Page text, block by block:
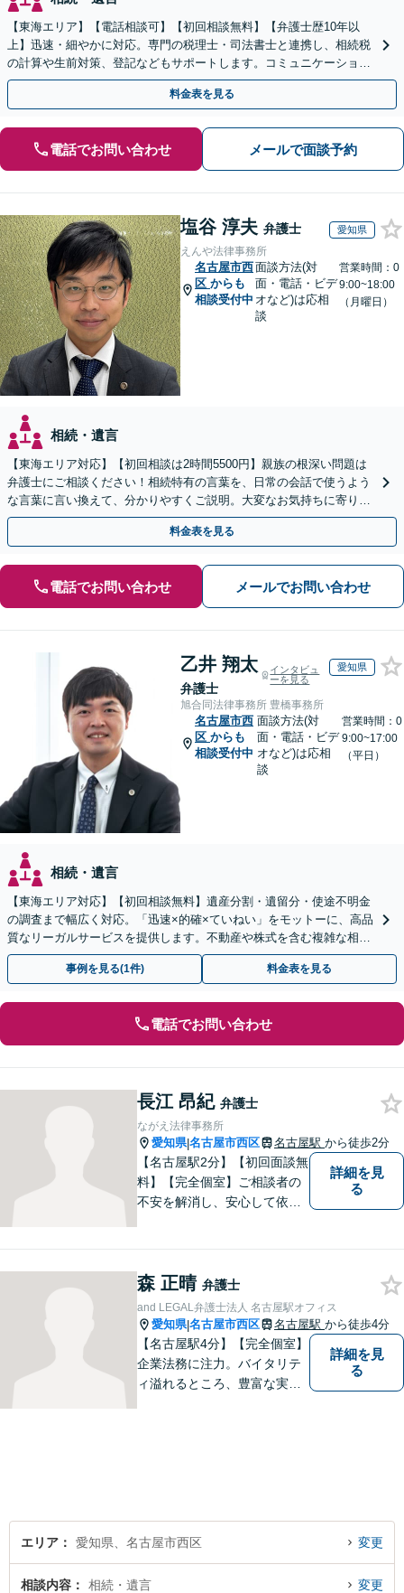
【東海エリア】【電話相談可】【初回相談無料】【弁護士歴10年以
上】迅速・細やかに対応。専門の税理士・司法書士と連携し、相続税
の計算や生前対策、登記などもサポートします。コミュニケーション
を大事にし、より納得できる解決を目指します。
料金表を見る
電話でお問い合わせ メールで面談予約
塩谷 淳夫 弁護士 愛知県
えんや法律事務所
名古屋市西
区 からも
相談受付中
面談方法(対
面・電話・ビデ
オなど)は応相
談
営業時間：0
9:00~18:00
（月曜日）
相続・遺言
【東海エリア対応】【初回相談は2時間5500円】親族の根深い問題は
弁護士にご相談ください！相続特有の言葉を、日常の会話で使うよう
な言葉に言い換えて、分かりやすくご説明。大変なお気持ちに寄り添
い、納得できる解決を目指します
料金表を見る
電話でお問い合わせ メールでお問い合わせ
乙井 翔太
弁護士
インタビュ
ーを見る
愛知県
旭合同法律事務所 豊橋事務所
名古屋市西
区 からも
相談受付中
面談方法(対
面・電話・ビデ
オなど)は応相
談
営業時間：0
9:00~17:00
（平日）
相続・遺言
【東海エリア対応】【初回相談無料】遺産分割・遺留分・使途不明金
の調査まで幅広く対応。「迅速×的確×ていねい」をモットーに、高品
質なリーガルサービスを提供します。不動産や株式を含む複雑な相続
もお任せください【休日・夜間対応OK】
事例を見る(1件) 料金表を見る
電話でお問い合わせ
長江 昂紀 弁護士
ながえ法律事務所
愛知県|名古屋市西区 名古屋駅 から徒歩2分
【名古屋駅2分】【初回面談無
料】【完全個室】ご相談者の
不安を解消し、安心して依頼
依頼者の気持ちに寄り添い、
最適な解決策をご提案するこ
とを大切にしています。
詳細を見
る
森 正晴 弁護士
and LEGAL弁護士法人 名古屋駅オフィス
愛知県|名古屋市西区 名古屋駅 から徒歩4分
【名古屋駅4分】【完全個室】
企業法務に注力。バイタリテ
ィ溢れるところ、豊富な実
詳細を見
る
エリア 愛知県、名古屋市西区 変更
相談内容 相続・遺言 変更